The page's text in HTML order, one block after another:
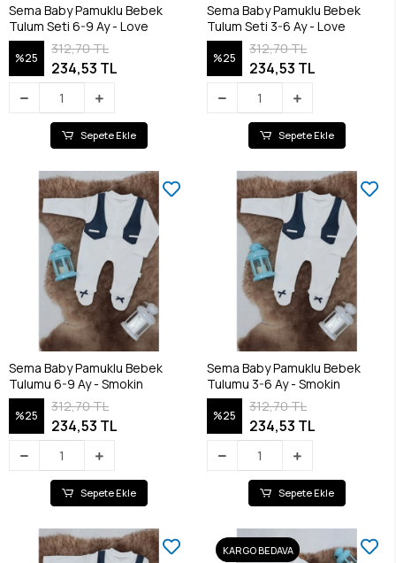
Sema Baby Pamuklu Bebek
Tulum Seti 6-9 Ay - Love
%25
312,70 TL
234,53 TL
Sepete Ekle
Sema Baby Pamuklu Bebek
Tulum Seti 3-6 Ay - Love
%25
312,70 TL
234,53 TL
Sepete Ekle
Sema Baby Pamuklu Bebek
Tulumu 6-9 Ay - Smokin
%25
312,70 TL
234,53 TL
Sepete Ekle
Sema Baby Pamuklu Bebek
Tulumu 3-6 Ay - Smokin
%25
312,70 TL
234,53 TL
Sepete Ekle
KARGO BEDAVA